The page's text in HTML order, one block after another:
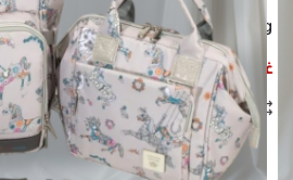
Lequeen Diaper bag الجيل السابع
غير متوفر في المخزون
مقارنة
إضافة الى المفضلة
People watching this product now!